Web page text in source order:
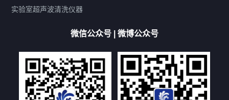
厨具清洗机
超声波振板
高尔夫球杆清洗机
大型单槽带过滤系列
全自动/半自动系列
客户定制非标机参考
双槽三槽四槽五槽多槽系列
轮胎清洗机
多频 扫频
实验室超声波清洗仪器
微信公众号 | 微博公众号